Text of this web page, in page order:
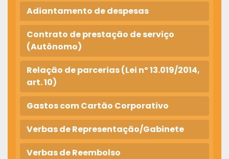
Adiantamento de despesas
Contrato de prestação de serviço
(Autônomo)
Relação de parcerias (Lei nº 13.019/2014,
art. 10)
Gastos com Cartão Corporativo
Verbas de Representação/Gabinete
Verbas de Reembolso